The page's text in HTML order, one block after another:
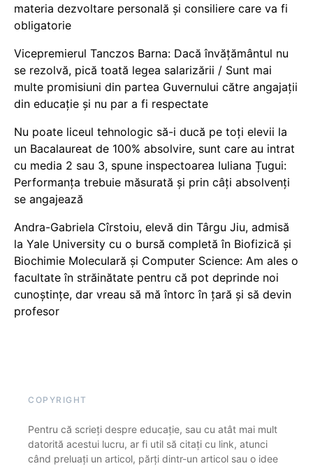
materia dezvoltare personală și consiliere care va fi
obligatorie
Vicepremierul Tanczos Barna: Dacă învățământul nu
se rezolvă, pică toată legea salarizării / Sunt mai
multe promisiuni din partea Guvernului către angajații
din educație și nu par a fi respectate
Nu poate liceul tehnologic să-i ducă pe toți elevii la
un Bacalaureat de 100% absolvire, sunt care au intrat
cu media 2 sau 3, spune inspectoarea Iuliana Țugui:
Performanța trebuie măsurată și prin câți absolvenți
se angajează
Andra-Gabriela Cîrstoiu, elevă din Târgu Jiu, admisă
la Yale University cu o bursă completă în Biofizică și
Biochimie Moleculară și Computer Science: Am ales o
facultate în străinătate pentru că pot deprinde noi
cunoștințe, dar vreau să mă întorc în țară și să devin
profesor
COPYRIGHT
Pentru că scrieți despre educație, sau cu atât mai mult
datorită acestui lucru, ar fi util să citați cu link, atunci
când preluați un articol, părți dintr-un articol sau o idee